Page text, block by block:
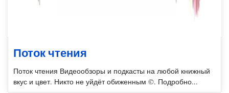
Поток чтения
Поток чтения Видеообзоры и подкасты на любой книжный
вкус и цвет. Никто не уйдёт обиженным ©. Подробно...